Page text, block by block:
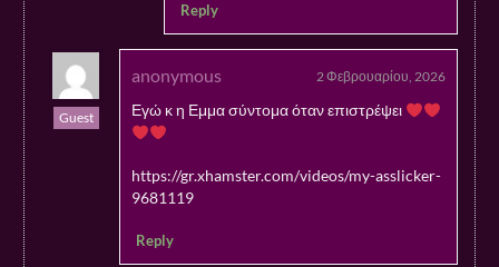
Reply
Guest
anonymous 2 Φεβρουαρίου, 2026
Εγώ κ η Εμμα σύντομα όταν επιστρέψει
https://gr.xhamster.com/videos/my-asslicker-
9681119
Reply